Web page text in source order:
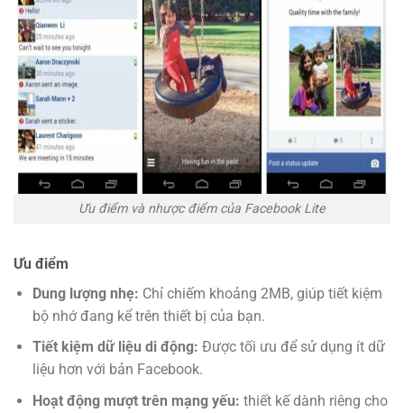
Ưu điểm và nhược điểm của Facebook Lite
Ưu điểm
Dung lượng nhẹ: Chỉ chiếm khoảng 2MB, giúp tiết kiệm
bộ nhớ đang kể trên thiết bị của bạn.
Tiết kiệm dữ liệu di động: Được tối ưu để sử dụng ít dữ
liệu hơn với bản Facebook.
Hoạt động mượt trên mạng yếu: thiết kế dành riêng cho